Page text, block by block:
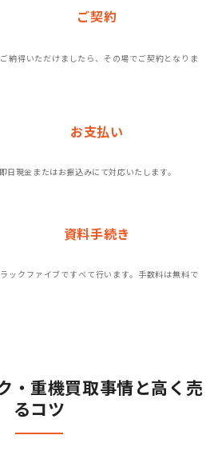
ご契約
納得いただけましたら、その場でご契約となりま
お支払い
日現金またはお振込みにて対応いたします。
資料手続き
ックファイブですべて行います。手数料は無料で
・重機買取事情と高く売
るコツ